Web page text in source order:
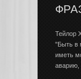
Тейлор
"Быть в
иметь
аварию,